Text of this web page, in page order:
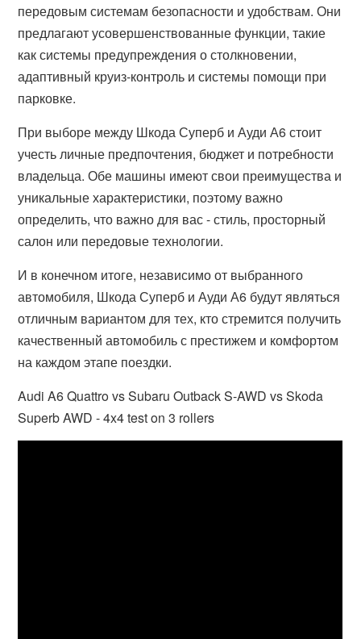
передовым системам безопасности и удобствам. Они
предлагают усовершенствованные функции, такие
как системы предупреждения о столкновении,
адаптивный круиз-контроль и системы помощи при
парковке.
При выборе между Шкода Суперб и Ауди А6 стоит
учесть личные предпочтения, бюджет и потребности
владельца. Обе машины имеют свои преимущества и
уникальные характеристики, поэтому важно
определить, что важно для вас - стиль, просторный
салон или передовые технологии.
И в конечном итоге, независимо от выбранного
автомобиля, Шкода Суперб и Ауди А6 будут являться
отличным вариантом для тех, кто стремится получить
качественный автомобиль с престижем и комфортом
на каждом этапе поездки.
Audi A6 Quattro vs Subaru Outback S-AWD vs Skoda
Superb AWD - 4x4 test on 3 rollers